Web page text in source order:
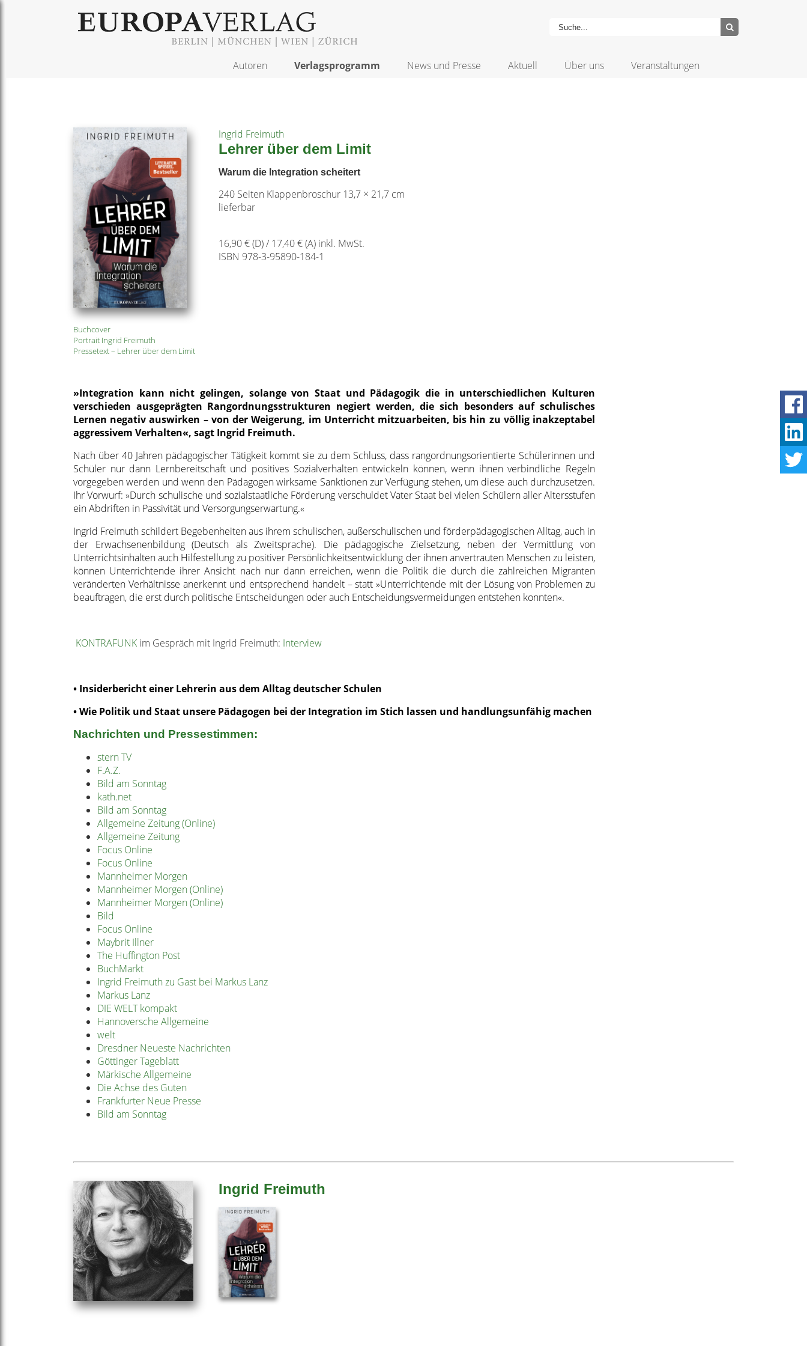
Autoren Verlagsprogramm News und Presse Aktuell Über uns Veranstaltungen
Buchcover
Portrait Ingrid Freimuth
Pressetext – Lehrer über dem Limit
Ingrid Freimuth
Lehrer über dem Limit
Warum die Integration scheitert
240 Seiten Klappenbroschur 13,7 × 21,7 cm
lieferbar
16,90 € (D) / 17,40 € (A) inkl. MwSt.
ISBN 978-3-95890-184-1
»Integration kann nicht gelingen, solange von Staat und Pädagogik die in unterschiedlichen Kulturen
verschieden ausgeprägten Rangordnungsstrukturen negiert werden, die sich besonders auf schulisches
Lernen negativ auswirken – von der Weigerung, im Unterricht mitzuarbeiten, bis hin zu völlig inakzeptabel
aggressivem Verhalten«, sagt Ingrid Freimuth.
Nach über 40 Jahren pädagogischer Tätigkeit kommt sie zu dem Schluss, dass rangordnungsorientierte Schülerinnen und
Schüler nur dann Lernbereitschaft und positives Sozialverhalten entwickeln können, wenn ihnen verbindliche Regeln
vorgegeben werden und wenn den Pädagogen wirksame Sanktionen zur Verfügung stehen, um diese auch durchzusetzen.
Ihr Vorwurf: »Durch schulische und sozialstaatliche Förderung verschuldet Vater Staat bei vielen Schülern aller Altersstufen
ein Abdriften in Passivität und Versorgungserwartung.«
Ingrid Freimuth schildert Begebenheiten aus ihrem schulischen, außerschulischen und förderpädagogischen Alltag, auch in
der Erwachsenenbildung (Deutsch als Zweitsprache). Die pädagogische Zielsetzung, neben der Vermittlung von
Unterrichtsinhalten auch Hilfestellung zu positiver Persönlichkeitsentwicklung der ihnen anvertrauten Menschen zu leisten,
können Unterrichtende ihrer Ansicht nach nur dann erreichen, wenn die Politik die durch die zahlreichen Migranten
veränderten Verhältnisse anerkennt und entsprechend handelt – statt »Unterrichtende mit der Lösung von Problemen zu
beauftragen, die erst durch politische Entscheidungen oder auch Entscheidungsvermeidungen entstehen konnten«.
KONTRAFUNK im Gespräch mit Ingrid Freimuth: Interview
• Insiderbericht einer Lehrerin aus dem Alltag deutscher Schulen
• Wie Politik und Staat unsere Pädagogen bei der Integration im Stich lassen und handlungsunfähig machen
Nachrichten und Pressestimmen:
stern TV
F.A.Z.
Bild am Sonntag
kath.net
Bild am Sonntag
Allgemeine Zeitung (Online)
Allgemeine Zeitung
Focus Online
Focus Online
Mannheimer Morgen
Mannheimer Morgen (Online)
Mannheimer Morgen (Online)
Bild
Focus Online
Maybrit Illner
The Huffington Post
BuchMarkt
Ingrid Freimuth zu Gast bei Markus Lanz
Markus Lanz
DIE WELT kompakt
Hannoversche Allgemeine
welt
Dresdner Neueste Nachrichten
Göttinger Tageblatt
Märkische Allgemeine
Die Achse des Guten
Frankfurter Neue Presse
Bild am Sonntag
Ingrid Freimuth